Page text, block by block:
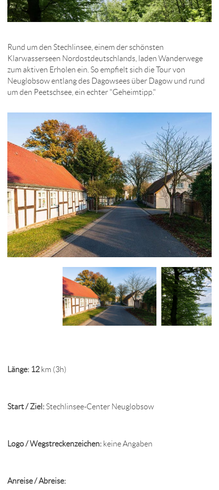
Rund um den Stechlinsee, einem der schönsten
Klarwasserseen Nordostdeutschlands, laden Wanderwege
zum aktiven Erholen ein. So empfielt sich die Tour von
Neuglobsow entlang des Dagowsees über Dagow und rund
um den Peetschsee, ein echter "Geheimtipp."
Länge: 12 km (3h)
Start / Ziel: Stechlinsee-Center Neuglobsow
Logo / Wegstreckenzeichen: keine Angaben
Anreise / Abreise: